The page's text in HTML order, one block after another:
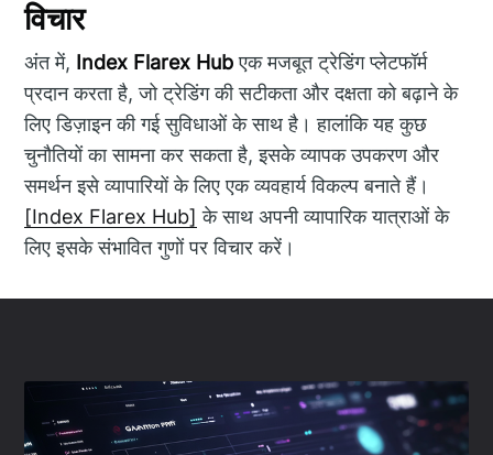
विचार
अंत में, Index Flarex Hubएक मजबूत ट्रेडिंग प्लेटफॉर्म
प्रदान करता है, जो ट्रेडिंग की सटीकता और दक्षता को बढ़ाने के
लिए डिज़ाइन की गई सुविधाओं के साथ है। हालांकि यह कुछ
चुनौतियों का सामना कर सकता है, इसके व्यापक उपकरण और
समर्थन इसे व्यापारियों के लिए एक व्यवहार्य विकल्प बनाते हैं।
[Index Flarex Hub] के साथ अपनी व्यापारिक यात्राओं के
लिए इसके संभावित गुणों पर विचार करें।